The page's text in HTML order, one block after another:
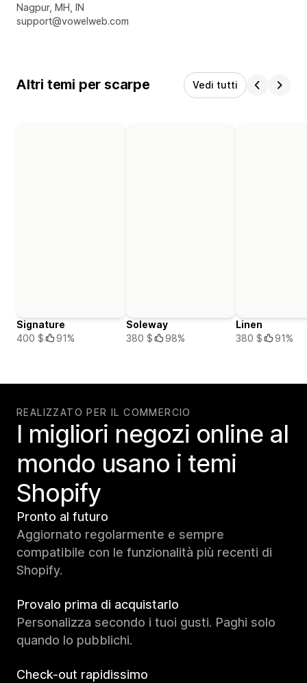
Recapiti del designer
Nagpur, MH, IN
support@vowelweb.com
Altri temi per scarpe Vedi tutti
Signature
400 $
91%
Soleway
380 $
98%
Linen
380 $
91%
REALIZZATO PER IL COMMERCIO
I migliori negozi online al
mondo usano i temi
Shopify
Pronto al futuro
Aggiornato regolarmente e sempre
compatibile con le funzionalità più recenti di
Shopify.
Provalo prima di acquistarlo
Personalizza secondo i tuoi gusti. Paghi solo
quando lo pubblichi.
Check-out rapidissimo